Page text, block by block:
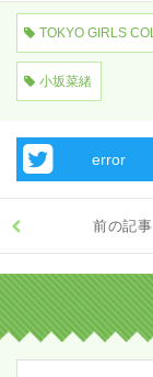
TOKYO GIRLS
小坂菜緒
error
前の記事